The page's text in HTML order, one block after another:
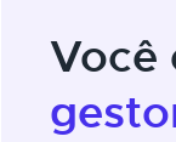
Você